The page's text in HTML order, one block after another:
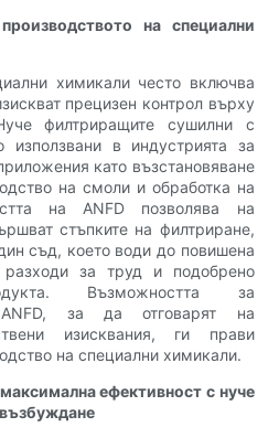
на специални
химикали често включва
прецизен контрол върху
филтриращите сушилни с
използвани в индустрията за
като възстановяване
на смоли и обработка на
на ANFD позволява на
стъпките на филтриране,
съд, което води до повишена
разходи за труд и подобрено
Възможността за
ANFD, за да отговарят на
изисквания, ги прави
на специални химикали.
ефективност с нуче